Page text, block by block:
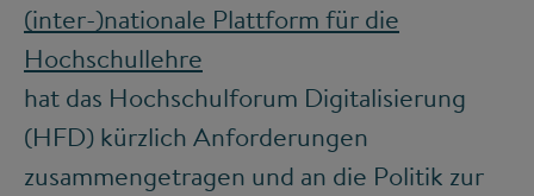
(inter-)nationale Plattform für die
Hochschullehre
hat das Hochschulforum Digitalisierung
(HFD) kürzlich Anforderungen
zusammengetragen und an die Politik zur